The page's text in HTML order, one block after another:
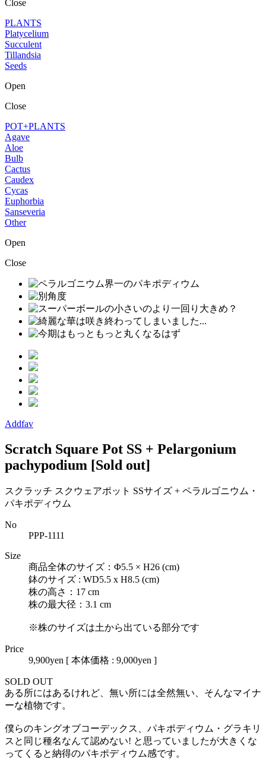
Close
PLANTS
Platycelium
Succulent
Tillandsia
Seeds
Open
Close
POT+PLANTS
Agave
Aloe
Bulb
Cactus
Caudex
Cycas
Euphorbia
Sanseveria
Other
Open
Close
Addfav
Scratch Square Pot SS + Pelargonium
pachypodium [Sold out]
スクラッチ スクウェアポット SSサイズ + ペラルゴニウム・
パキポディウム
No
PPP-1111
Size
商品全体のサイズ：Φ5.5 × H26 (cm)
鉢のサイズ : WD5.5 x H8.5 (cm)
株の高さ：17 cm
株の最大径：3.1 cm
※株のサイズは土から出ている部分です
Price
9,900yen [ 本体価格 : 9,000yen ]
SOLD OUT
ある所にはあるけれど、無い所には全然無い、そんなマイナ
ーな植物です。
僕らのキングオブコーデックス、パキポディウム・グラキリ
スと同じ種名なんて認めない! と思っていましたが大きくな
ってくると納得のパキポディウム感です。